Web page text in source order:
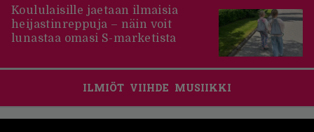
Koululaisille jaetaan ilmaisia
heijastinreppuja – näin voit
lunastaa omasi S-marketista
ILMIÖT VIIHDE MUSIIKKI